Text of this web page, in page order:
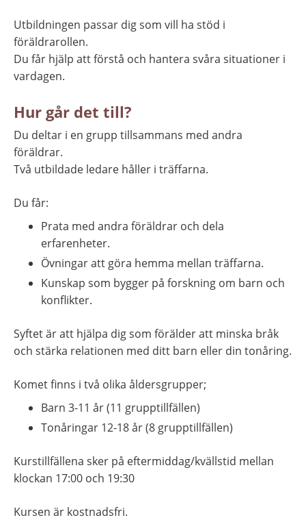
Utbildningen passar dig som vill ha stöd i
föräldrarollen.
Du får hjälp att förstå och hantera svåra situationer i
vardagen.
Hur går det till?
Du deltar i en grupp tillsammans med andra
föräldrar.
Två utbildade ledare håller i träffarna.
Du får:
Prata med andra föräldrar och dela
erfarenheter.
Övningar att göra hemma mellan träffarna.
Kunskap som bygger på forskning om barn och
konflikter.
Syftet är att hjälpa dig som förälder att minska bråk
och stärka relationen med ditt barn eller din tonåring.
Komet finns i två olika åldersgrupper;
Barn 3-11 år (11 grupptillfällen)
Tonåringar 12-18 år (8 grupptillfällen)
Kurstillfällena sker på eftermiddag/kvällstid mellan
klockan 17:00 och 19:30
Kursen är kostnadsfri.